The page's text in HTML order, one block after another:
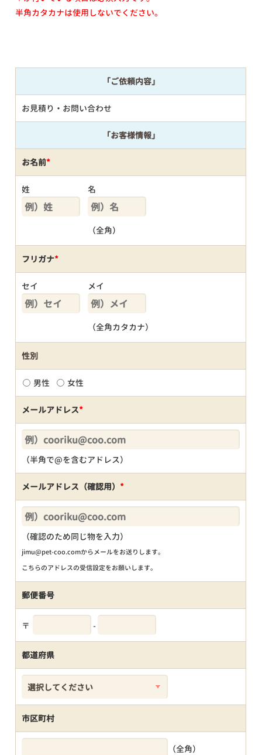
半角カタカナは使用しないでください。
「ご依頼内容」
お見積り・お問い合わせ
「お客様情報」
お名前*
姓 名
（全角）
フリガナ*
セイ メイ
（全角カタカナ）
性別
男性 女性
メールアドレス*
（半角で@を含むアドレス）
メールアドレス（確認用） *
（確認のため同じ物を入力）
jimu@pet-coo.comからメールをお送りします。
こちらのアドレスの受信設定をお願いします。
郵便番号
〒 -
都道府県
市区町村
（全角）